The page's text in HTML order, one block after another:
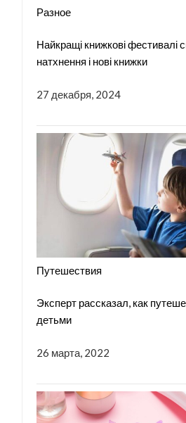
Разное
Найкращі книжкові фестивалі
натхнення і нові книжки
27 декабря, 2024
Путешествия
Эксперт рассказал, как
детьми
26 марта, 2022